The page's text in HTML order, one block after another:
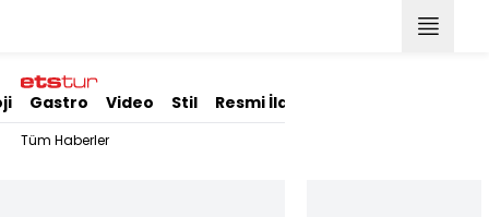
Gastro Video Stil Resmi İlanlar
Tüm Haberler